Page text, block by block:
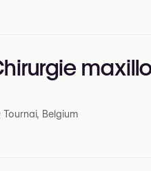
Tournai, Belgium